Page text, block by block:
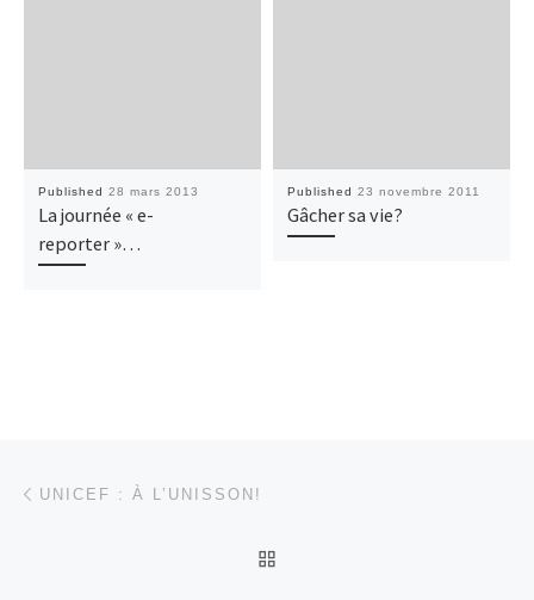
Published 28 mars 2013
La journée « e-
reporter »…
Published 23 novembre 2011
Gâcher sa vie?
Post navigation
UNICEF : À L’UNISSON!